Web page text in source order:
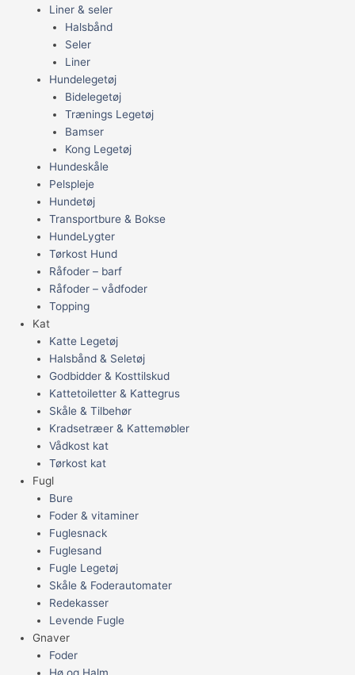
Liner & seler
Halsbånd
Seler
Liner
Hundelegetøj
Bidelegetøj
Trænings Legetøj
Bamser
Kong Legetøj
Hundeskåle
Pelspleje
Hundetøj
Transportbure & Bokse
HundeLygter
Tørkost Hund
Råfoder – barf
Råfoder – vådfoder
Topping
Kat
Katte Legetøj
Halsbånd & Seletøj
Godbidder & Kosttilskud
Kattetoiletter & Kattegrus
Skåle & Tilbehør
Kradsetræer & Kattemøbler
Vådkost kat
Tørkost kat
Fugl
Bure
Foder & vitaminer
Fuglesnack
Fuglesand
Fugle Legetøj
Skåle & Foderautomater
Redekasser
Levende Fugle
Gnaver
Foder